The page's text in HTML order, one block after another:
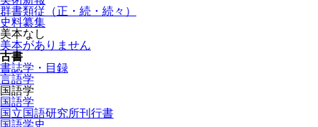
群書類従（正・続・続々）
史料纂集
美本なし
美本がありません
古書
書誌学・目録
言語学
国語学
国語学
国立国語研究所刊行書
国語学史